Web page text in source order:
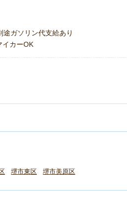
ガソリン代支給あり
イカーOK
堺市東区 堺市美原区